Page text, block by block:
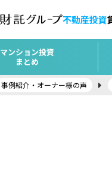
不動産投資
マンション投資
まとめ
事例紹介・オーナー様の声